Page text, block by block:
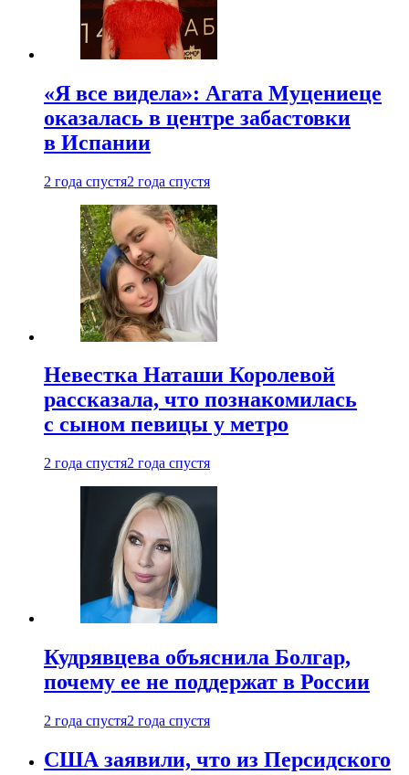
«Я все видела»: Агата Муцениеце
оказалась в центре забастовки
в Испании
2 года спустя2 года спустя
Невестка Наташи Королевой
рассказала, что познакомилась
с сыном певицы у метро
2 года спустя2 года спустя
Кудрявцева объяснила Болгар,
почему ее не поддержат в России
2 года спустя2 года спустя
США заявили, что из Персидского